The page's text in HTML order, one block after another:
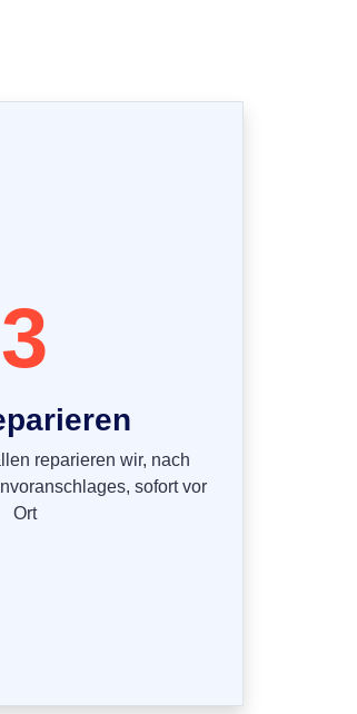
3
reparieren wir, nach
sofort vor
Ort